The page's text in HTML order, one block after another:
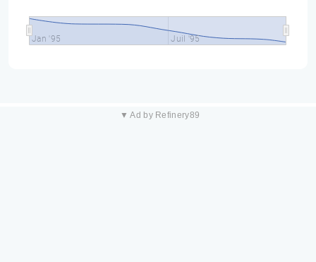
Jan '95 Juil '95
▼ Ad by Refinery89